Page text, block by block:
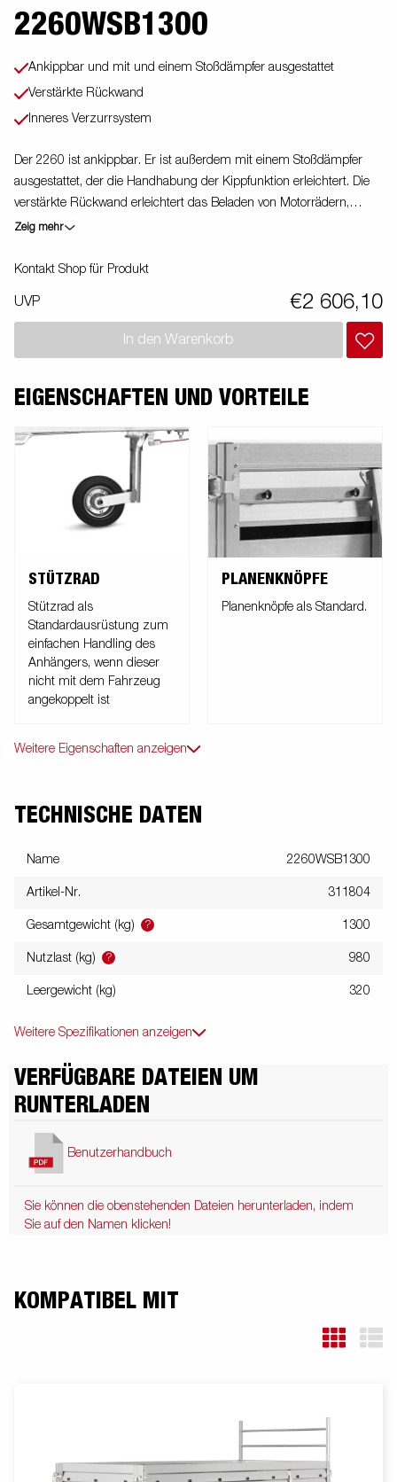
2260WSB1300
Ankippbar und mit und einem Stoßdämpfer ausgestattet
Verstärkte Rückwand
Inneres Verzurrsystem
Der 2260 ist ankippbar. Er ist außerdem mit einem Stoßdämpfer
ausgestattet, der die Handhabung der Kippfunktion erleichtert. Die
verstärkte Rückwand erleichtert das Beladen von Motorrädern,
Rasenmähern oder Gartenabfällen. Die verstärkten Seitenbordwände
Anhänger ist leicht zu beladen und hat eine klappbare Vorder- und
mit innenliegenden Zurrösen und außenliegenden Zurrhaken für
eine sichere Verladung der Ware ausgestattet. Wie immer bietet
Ausstattungen enthalten.
Zeig mehr
Kontakt Shop für Produkt
UVP €2 606,10
In den Warenkorb
EIGENSCHAFTEN UND VORTEILE
STÜTZRAD
Stützrad als
Standardausrüstung zum
einfachen Handling des
Anhängers, wenn dieser
nicht mit dem Fahrzeug
angekoppelt ist
PLANENKNÖPFE
Planenknöpfe als Standard.
Weitere Eigenschaften anzeigen
TECHNISCHE DATEN
Name 2260WSB1300
Artikel-Nr. 311804
Gesamtgewicht (kg) ? 1300
Nutzlast (kg) ? 980
Leergewicht (kg) 320
Weitere Spezifikationen anzeigen
VERFÜGBARE DATEIEN UM
RUNTERLADEN
Benutzerhandbuch
Sie können die obenstehenden Dateien herunterladen, indem
Sie auf den Namen klicken!
KOMPATIBEL MIT